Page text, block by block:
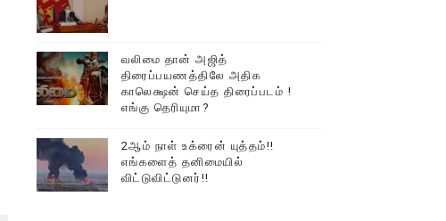
வலிமை தான் அஜித்
திரைப்பயணத்திலே அதிக
காலெக்ஷன் செய்த திரைப்படம் !
எங்கு தெரியுமா?
2ஆம் நாள் உக்ரைன் யுத்தம்!!
எங்களைத் தனிமையில்
விட்டுவிட்டுனர்!!